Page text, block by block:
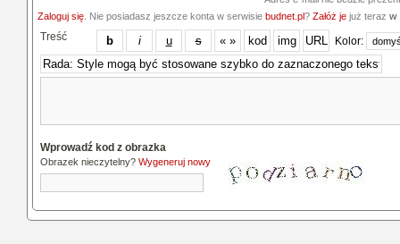
Zaloguj się . Nie posiadasz jeszcze konta w serwisie budnet.pl? Załóż je już teraz w
Treść Kolor:
Wprowadź kod z obrazka
Obrazek nieczytelny? Wygeneruj nowy